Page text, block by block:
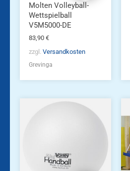
Molten Volleyball-
Wettspielball
V5M5000-DE
83,90 €
zzgl. Versandkosten
Grevinga